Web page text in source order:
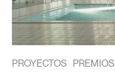
PROYECTOS PREMIOS